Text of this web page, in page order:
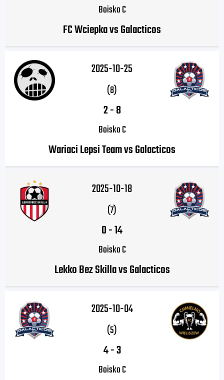
Boisko C
FC Wciepka vs Galacticos
2025-10-25
(8)
2-8
Boisko C
Wariaci Lepsi Team vs Galacticos
2025-10-18
(7)
0-14
Boisko C
Lekko Bez Skilla vs Galacticos
2025-10-04
(5)
4-3
Boisko C